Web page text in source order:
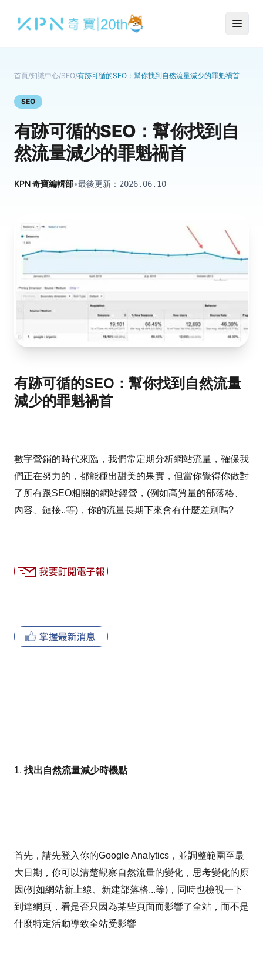
首頁/知識中心/SEO/有跡可循的SEO：幫你找到自然流量減少的罪魁禍首
SEO
有跡可循的SEO：幫你找到自
然流量減少的罪魁禍首
KPN 奇寶編輯部•最後更新： 2026.06.10
有跡可循的SEO：幫你找到自然流量
減少的罪魁禍首
數字營銷的時代來臨，我們常定期分析網站流量，確保我
們正在努力的，都能種出甜美的果實，但當你覺得你做對
了所有跟SEO相關的網站經營，(例如高質量的部落格、
內容、鏈接..等)，你的流量長期下來會有什麼差別嗎?
1. 找出自然流量減少時機點
首先，請先登入你的Google Analytics，並調整範圍至最
大日期，你可以清楚觀察自然流量的變化，思考變化的原
因(例如網站新上線、新建部落格...等)，同時也檢視一下
到達網頁，看是否只因為某些頁面而影響了全站，而不是
什麼特定活動導致全站受影響